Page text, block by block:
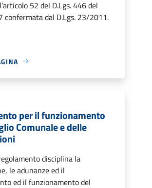
52 del D.Lgs. 446 del
dal D.Lgs. 23/2011.
per il funzionamento
Comunale e delle
disciplina la
le adunanze ed il
ed il funzionamento del